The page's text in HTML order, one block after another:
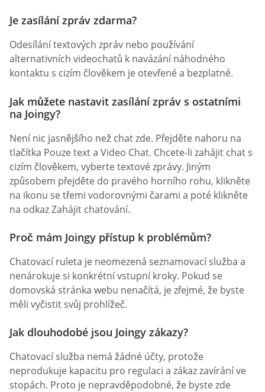
Je zasílání zpráv zdarma?
Odesílání textových zpráv nebo používání
alternativních videochatů k navázání náhodného
kontaktu s cizím člověkem je otevřené a bezplatné.
Jak můžete nastavit zasílání zpráv s ostatními
na Joingy?
Není nic jasnějšího než chat zde. Přejděte nahoru na
tlačítka Pouze text a Video Chat. Chcete-li zahájit chat s
cizím člověkem, vyberte textové zprávy. Jiným
způsobem přejděte do pravého horního rohu, klikněte
na ikonu se třemi vodorovnými čarami a poté klikněte
na odkaz Zahájit chatování.
Proč mám Joingy přístup k problémům?
Chatovací ruleta je neomezená seznamovací služba a
nenárokuje si konkrétní vstupní kroky. Pokud se
domovská stránka webu nenačítá, je zřejmé, že byste
měli vyčistit svůj prohlížeč.
Jak dlouhodobé jsou Joingy zákazy?
Chatovací služba nemá žádné účty, protože
neprodukuje kapacitu pro regulaci a zákaz zavírání ve
stopách. Proto je nepravděpodobné, že byste zde